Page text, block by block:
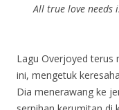
All true love needs
Lagu Overjoyed terus
ini, mengetuk
Dia menerawang ke